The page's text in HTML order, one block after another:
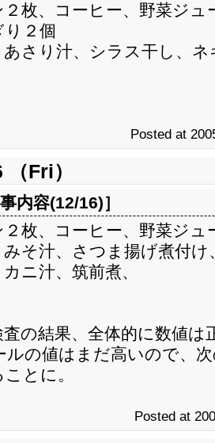
枚、コーヒー、野菜ジュ
り２個
あさり汁、シラス干し、
Posted at
Fri）
内容(12/16)］
枚、コーヒー、野菜ジュ
みそ汁、さつま揚げ煮付け
ニ汁、筑前煮、
査の結果、全体的に数値
ルの値はまだ高いので、
とに。
Posted at